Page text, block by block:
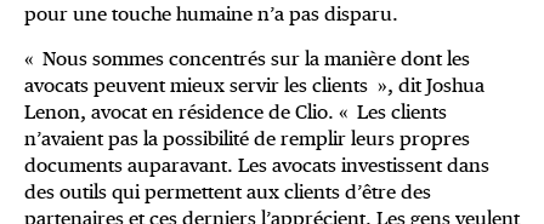
pour une touche humaine n’a pas disparu.
« Nous sommes concentrés sur la manière dont les
avocats peuvent mieux servir les clients », dit Joshua
Lenon, avocat en résidence de Clio. « Les clients
n’avaient pas la possibilité de remplir leurs propres
documents auparavant. Les avocats investissent dans
des outils qui permettent aux clients d’être des
partenaires et ces derniers l’apprécient. Les gens veulent